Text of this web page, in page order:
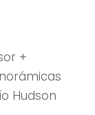
+
Hudson